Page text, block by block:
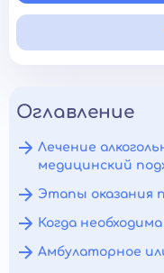
Оглавление
Лечение
медицинский
Этапы оказания
Когда
Амбулаторное